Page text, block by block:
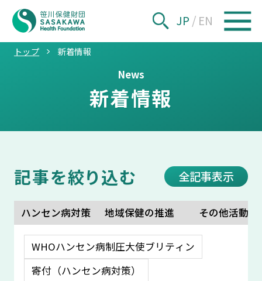
JP / EN
トップ 新着情報
News
新着情報
記事を絞り込む 全記事表示
ハンセン病対策 地域保健の推進 その他活動
WHOハンセン病制圧大使ブリティン
寄付（ハンセン病対策）